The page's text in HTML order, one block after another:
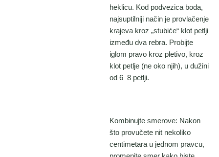
heklicu. Kod podvezica boda,
najsuptilniji način je provlačenje
krajeva kroz „stubiće“ klot petlji
između dva rebra. Probijte
iglom pravo kroz pletivo, kroz
klot petlje (ne oko njih), u dužini
od 6–8 petlji.
Kombinujte smerove: Nakon
što provučete nit nekoliko
centimetara u jednom pravcu,